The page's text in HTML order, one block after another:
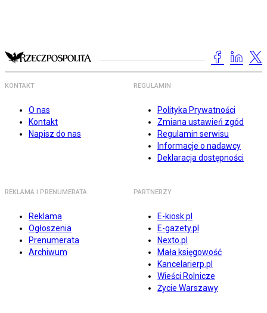
KONTAKT
O nas
Kontakt
Napisz do nas
REGULAMIN
Polityka Prywatności
Zmiana ustawień zgód
Regulamin serwisu
Informacje o nadawcy
Deklaracja dostępności
REKLAMA I PRENUMERATA
Reklama
Ogłoszenia
Prenumerata
Archiwum
PARTNERZY
E-kiosk.pl
E-gazety.pl
Nexto.pl
Mała księgowość
Kancelarierp.pl
Wieści Rolnicze
Życie Warszawy